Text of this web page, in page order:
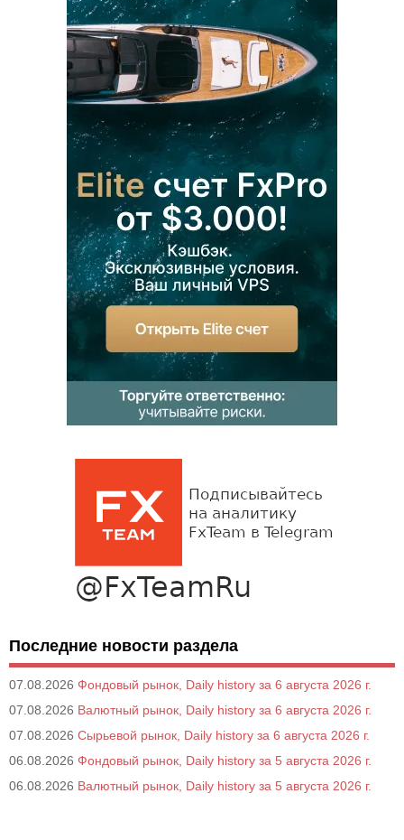
Последние новости раздела
07.08.2026 Фондовый рынок, Daily history за 6 августа 2026 г.
07.08.2026 Валютный рынок, Daily history за 6 августа 2026 г.
07.08.2026 Сырьевой рынок, Daily history за 6 августа 2026 г.
06.08.2026 Фондовый рынок, Daily history за 5 августа 2026 г.
06.08.2026 Валютный рынок, Daily history за 5 августа 2026 г.